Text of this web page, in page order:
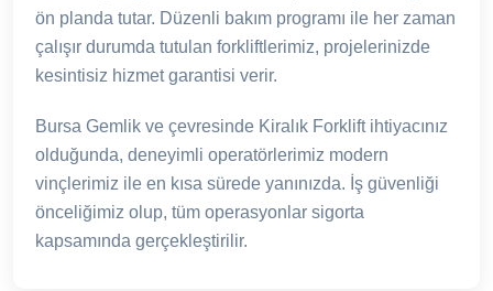
ön planda tutar. Düzenli bakım programı ile her zaman
çalışır durumda tutulan forkliftlerimiz, projelerinizde
kesintisiz hizmet garantisi verir.
Bursa Gemlik ve çevresinde Kiralık Forklift ihtiyacınız
olduğunda, deneyimli operatörlerimiz modern
vinçlerimiz ile en kısa sürede yanınızda. İş güvenliği
önceliğimiz olup, tüm operasyonlar sigorta
kapsamında gerçekleştirilir.